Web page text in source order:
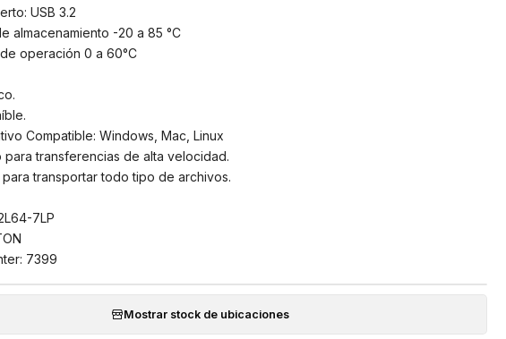
USB 3.2
almacenamiento -20 a 85 °C
operación 0 a 60°C
Compatible: Windows, Mac, Linux
para transferencias de alta velocidad.
transportar todo tipo de archivos.
7LP
7399
Mostrar stock de ubicaciones